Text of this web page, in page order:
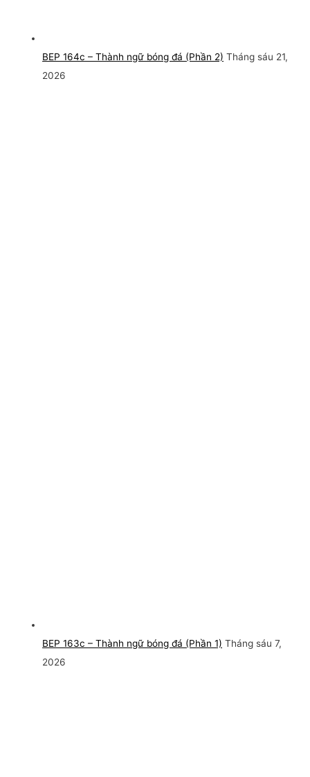
BEP 164c – Thành ngữ bóng đá (Phần 2) Tháng sáu 21,
2026
BEP 163c – Thành ngữ bóng đá (Phần 1) Tháng sáu 7,
2026